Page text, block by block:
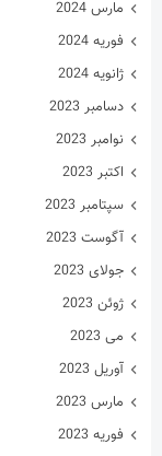
مارس 2024
فوریه 2024
ژانویه 2024
دسامبر 2023
نوامبر 2023
اکتبر 2023
سپتامبر 2023
آگوست 2023
جولای 2023
ژوئن 2023
می 2023
آوریل 2023
مارس 2023
فوریه 2023